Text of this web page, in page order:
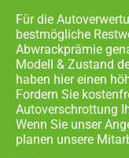
Für die
bestmögliche
Abwrackprämie
Modell & Zustand
haben hier einen
Fordern Sie
Autoverschrottung
Wenn Sie unser
planen unsere